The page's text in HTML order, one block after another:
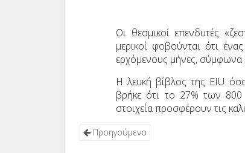
Οι θεσμικοί επενδυτές
μερικοί φοβούνται ότι
ερχόμενους μήνες, σύμφωνα
Η λευκή βίβλος της EIU
βρήκε ότι το 27% των 800
στοιχεία προσφέρουν τις
Προηγούμενο